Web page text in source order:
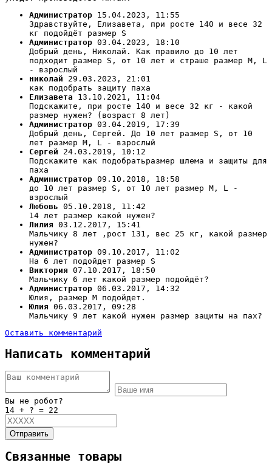
Администратор 15.04.2023, 11:55
Здравствуйте, Елизавета, при росте 140 и весе 32
кг подойдёт размер S
Администратор 03.04.2023, 18:10
Добрый день, Николай. Как правило до 10 лет
подходит размер S, от 10 лет и страше размер М, L
- взрослый
николай 29.03.2023, 21:01
как подобрать защиту паха
Елизавета 13.10.2021, 11:04
Подскажите, при росте 140 и весе 32 кг - какой
размер нужен? (возраст 8 лет)
Администратор 03.04.2019, 17:39
Добрый день, Сергей. До 10 лет размер S, от 10
лет размер М, L - взрослый
Сергей 24.03.2019, 10:12
Подскажите как подобратьразмер шлема и защиты для
паха
Администратор 09.10.2018, 18:58
до 10 лет размер S, от 10 лет размер М, L -
взрослый
Любовь 05.10.2018, 11:42
14 лет размер какой нужен?
Лилия 03.12.2017, 15:41
Мальчику 8 лет ,рост 131, вес 25 кг, какой размер
нужен?
Администратор 09.10.2017, 11:02
На 6 лет подойдет размер S
Виктория 07.10.2017, 18:50
Мальчику 6 лет какой размер подойдёт?
Администратор 06.03.2017, 14:32
Юлия, размер М подойдет.
Юлия 06.03.2017, 09:28
Мальчику 9 лет какой нужен размер защиты на пах?
Оставить комментарий
Написать комментарий
Вы не робот?
14 + ? = 22
Отправить
Связанные товары